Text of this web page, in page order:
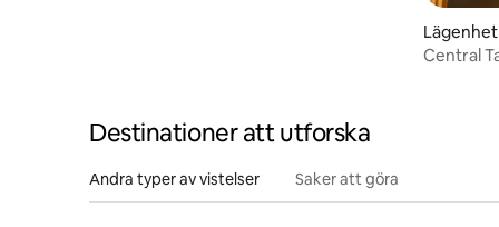
Central
Destinationer att utforska
Andra typer av vistelser Saker att göra